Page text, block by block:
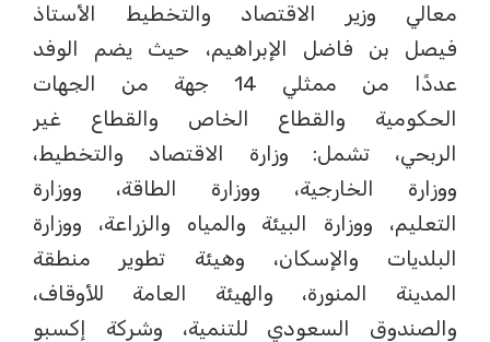
معالي وزير الاقتصاد والتخطيط الأستاذ
فيصل بن فاضل الإبراهيم، حيث يضم الوفد
عددًا من ممثلي 14 جهة من الجهات
الحكومية والقطاع الخاص والقطاع غير
الربحي، تشمل: وزارة الاقتصاد والتخطيط،
ووزارة الخارجية، ووزارة الطاقة، ووزارة
التعليم، ووزارة البيئة والمياه والزراعة، ووزارة
البلديات والإسكان، وهيئة تطوير منطقة
المدينة المنورة، والهيئة العامة للأوقاف،
والصندوق السعودي للتنمية، وشركة إكسبو